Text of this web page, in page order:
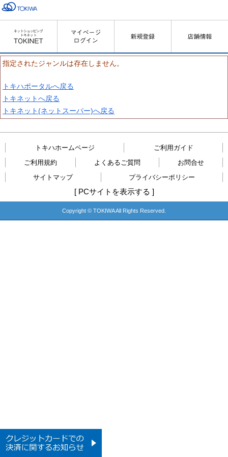
指定されたジャンルは存在しません。
トキハポータルへ戻る
トキネットへ戻る
トキネット(ネットスーパー)へ戻る
トキハホームページ
ご利用ガイド
ご利用規約
よくあるご質問
お問合せ
サイトマップ
プライバシーポリシー
[ PCサイトを表示する ]
Copyright © TOKIWA All Rights Reserved.